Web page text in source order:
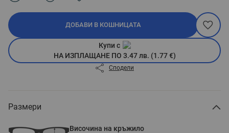
ДОБАВИ В КОШНИЦАТА
Купи с
НА ИЗПЛАЩАНЕ ПО 3.47 лв. (1.77 €)
Сподели
Размери
Височина на кръжило